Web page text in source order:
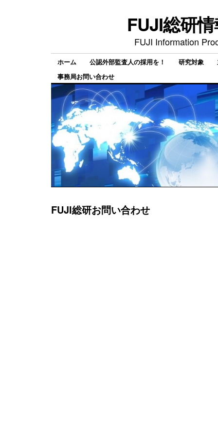
FUJI総研
FUJI Information
ホーム 公認外部監査人の採用を！ 研究対象
事務局お問い合わせ
FUJI総研お問い合わせ